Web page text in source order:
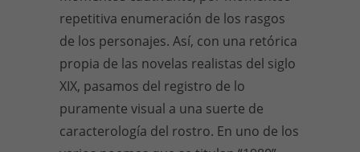
repetitiva enumeración de los rasgos
de los personajes. Así, con una retórica
propia de las novelas realistas del siglo
XIX, pasamos del registro de lo
puramente visual a una suerte de
caracterología del rostro. En uno de los